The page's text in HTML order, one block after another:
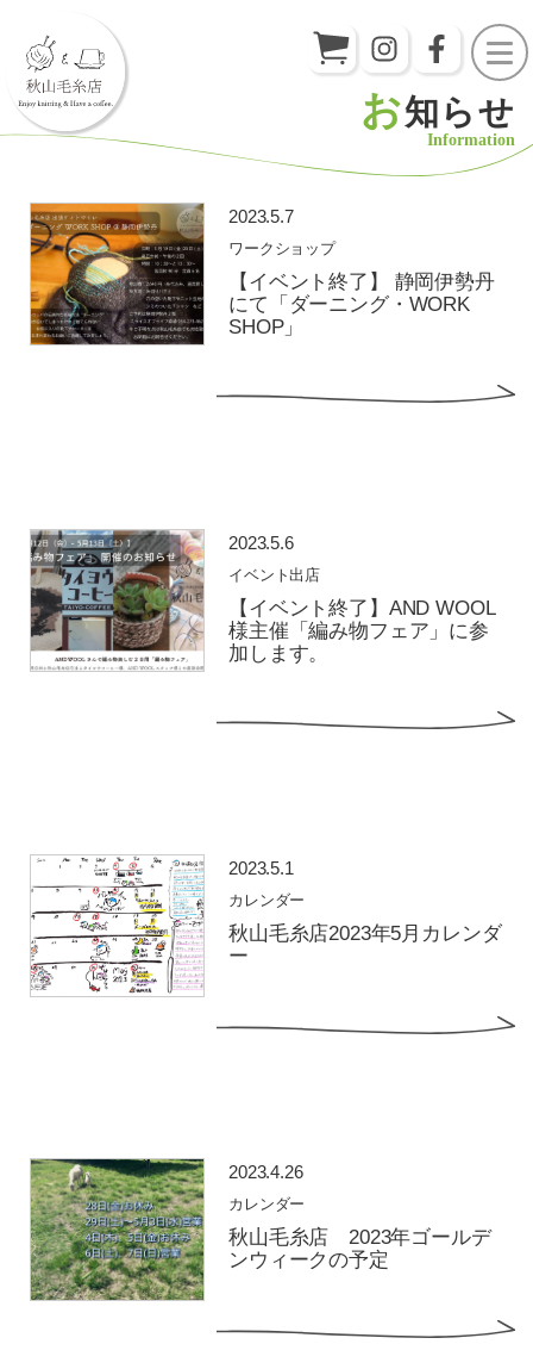
お知らせ
Information
2023.5.7
ワークショップ
【イベント終了】 静岡伊勢丹
にて「ダーニング・WORK
SHOP」
2023.5.6
イベント出店
【イベント終了】AND WOOL
様主催「編み物フェア」に参
加します。
2023.5.1
カレンダー
秋山毛糸店2023年5月カレンダ
ー
2023.4.26
カレンダー
秋山毛糸店 2023年ゴールデ
ンウィークの予定